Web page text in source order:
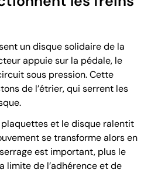
un disque solidaire de la
appuie sur la pédale, le
sous pression. Cette
de l’étrier, qui serrent les
et le disque ralentit
se transforme alors en
est important, plus le
limite de l’adhérence et de